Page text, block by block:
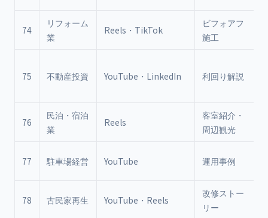
74
リフォーム
業
Reels・TikTok
ビフォアフ
施工
75 不動産投資 YouTube・LinkedIn 利回り解説
76
民泊・宿泊
業
Reels
客室紹介・
周辺観光
77 駐車場経営 YouTube 運用事例
78 古民家再生 YouTube・Reels
改修ストー
リー